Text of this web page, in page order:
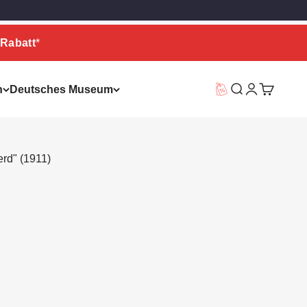
*
Deutsches Museum Vorteilswelt
Suche
(1911)